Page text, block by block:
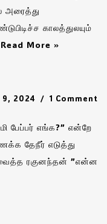
அரைத்து
காலத்துலயும்
Read More »
9, 2024 1 Comment
பேப்பர் எங்க?” என்றே
தேநீர் எடுத்து
ரகுனந்தன் ”என்ன